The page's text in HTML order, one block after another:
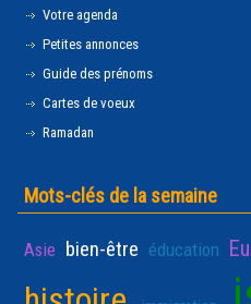
Votre agenda
Petites annonces
Guide des prénoms
Cartes de voeux
Ramadan
Mots-clés de la semaine
Asie bien-être éducation